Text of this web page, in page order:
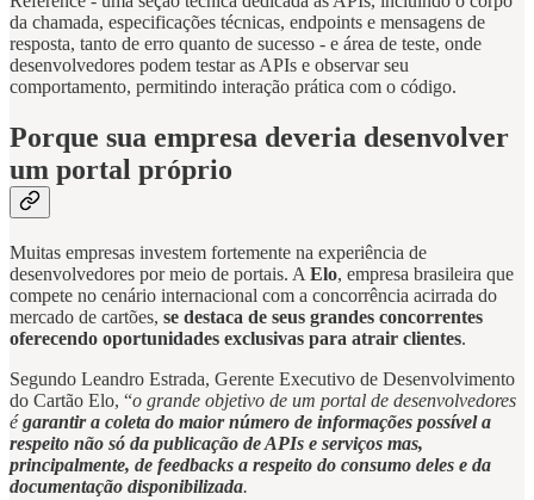
da chamada, especificações técnicas, endpoints e mensagens de
resposta, tanto de erro quanto de sucesso - e área de teste, onde
desenvolvedores podem testar as APIs e observar seu
comportamento, permitindo interação prática com o código.
Porque sua empresa deveria desenvolver
um portal próprio
Muitas empresas investem fortemente na experiência de
desenvolvedores por meio de portais. A Elo, empresa brasileira que
compete no cenário internacional com a concorrência acirrada do
mercado de cartões, se destaca de seus grandes concorrentes
oferecendo oportunidades exclusivas para atrair clientes.
Segundo Leandro Estrada, Gerente Executivo de Desenvolvimento
do Cartão Elo, “o grande objetivo de um portal de desenvolvedores
égarantir a coleta do maior número de informações possível a
respeito não só da publicação de APIs e serviços mas,
principalmente, de feedbacks a respeito do consumo deles e da
documentação disponibilizada.